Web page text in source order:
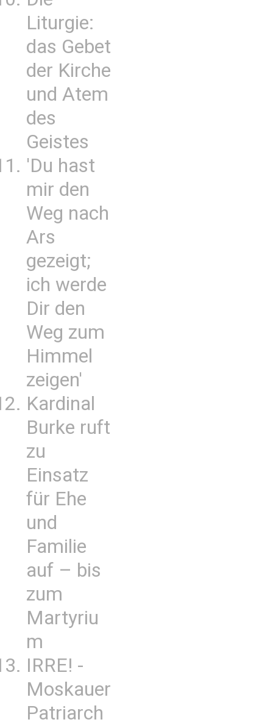
Liturgie:
das Gebet
der Kirche
und Atem
des
Geistes
'Du hast
mir den
Weg nach
Ars
gezeigt;
ich werde
Dir den
Weg zum
Himmel
zeigen'
Kardinal
Burke ruft
zu
Einsatz
für Ehe
und
Familie
auf – bis
zum
Martyriu
m
IRRE! -
Moskauer
Patriarch